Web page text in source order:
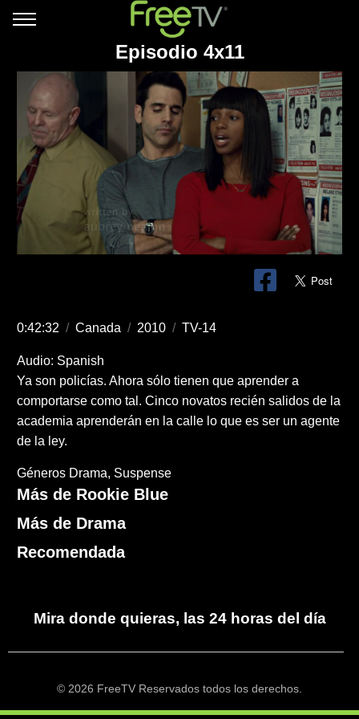
Episodio 4x11
0:42:32 / Canada / 2010 / TV-14
Audio: Spanish
Ya son policías. Ahora sólo tienen que aprender a
comportarse como tal. Cinco novatos recién salidos de la
academia aprenderán en la calle lo que es ser un agente
de la ley.
Géneros Drama Suspense
Más de Rookie Blue
Más de Drama
Recomendada
Mira donde quieras, las 24 horas del día
© 2026 FreeTV Reservados todos los derechos.